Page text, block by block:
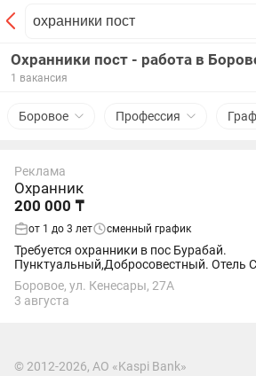
Охранники пост - работа в
1 вакансия
Боровое Профессия
Реклама
Охранник
200 000 ₸
от 1 до 3 лет сменный график
Требуется охранники в пос Бурабай.
Боровое, ул. Кенесары, 27А
3 августа
© 2012-2026, АО «Kaspi Bank»